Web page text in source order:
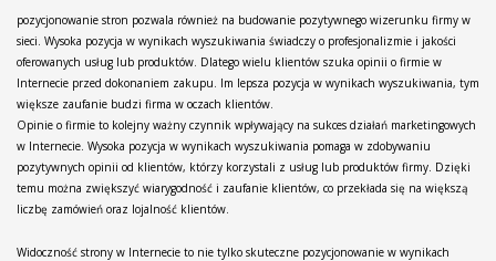
pozycjonowanie stron pozwala również na budowanie pozytywnego wizerunku firmy w
sieci. Wysoka pozycja w wynikach wyszukiwania świadczy o profesjonalizmie i jakości
oferowanych usług lub produktów. Dlatego wielu klientów szuka opinii o firmie w
Internecie przed dokonaniem zakupu. Im lepsza pozycja w wynikach wyszukiwania, tym
większe zaufanie budzi firma w oczach klientów.
Opinie o firmie to kolejny ważny czynnik wpływający na sukces działań marketingowych
w Internecie. Wysoka pozycja w wynikach wyszukiwania pomaga w zdobywaniu
pozytywnych opinii od klientów, którzy korzystali z usług lub produktów firmy. Dzięki
temu można zwiększyć wiarygodność i zaufanie klientów, co przekłada się na większą
liczbę zamówień oraz lojalność klientów.
Widoczność strony w Internecie to nie tylko skuteczne pozycjonowanie w wynikach